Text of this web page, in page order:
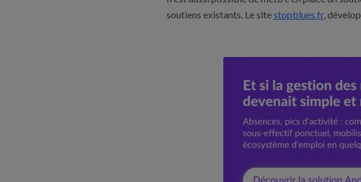
soutiens existants. Le sitestopblues.fr,